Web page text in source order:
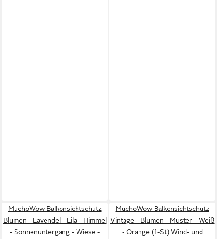
MuchoWow Balkonsichtschutz
Blumen - Lavendel - Lila - Himmel
- Sonnenuntergang - Wiese -
MuchoWow Balkonsichtschutz
Vintage - Blumen - Muster - Weiß
- Orange (1-St) Wind- und